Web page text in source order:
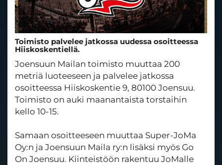
Toimisto palvelee jatkossa uudessa osoitteessa
Hiiskoskentiellä.
Joensuun Mailan toimisto muuttaa 200
metriä luoteeseen ja palvelee jatkossa
osoitteessa Hiiskoskentie 9, 80100 Joensuu.
Toimisto on auki maanantaista torstaihin
kello 10-15.
Samaan osoitteeseen muuttaa Super-JoMa
Oy:n ja Joensuun Maila ry:n lisäksi myös Go
On Joensuu. Kiinteistöön rakentuu JoMalle